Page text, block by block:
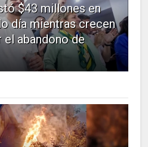
$43 millones en
día mientras crecen
abandono de